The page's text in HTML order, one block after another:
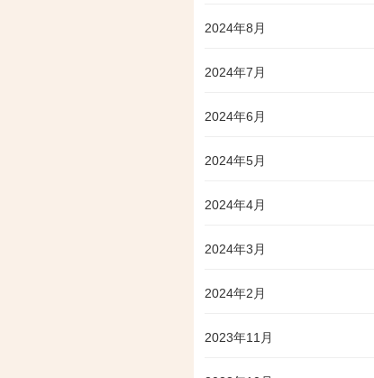
2024年8月
2024年7月
2024年6月
2024年5月
2024年4月
2024年3月
2024年2月
2023年11月